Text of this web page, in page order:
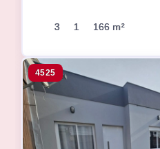
3 1 166 m²
4525